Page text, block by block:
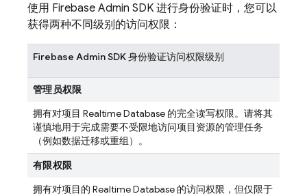
使用 Firebase Admin SDK 进行身份验证时，您可以
获得两种不同级别的访问权限：
Firebase Admin SDK 身份验证访问权限级别
管理员权限
拥有对项目 Realtime Database 的完全读写权限。请将其
谨慎地用于完成需要不受限地访问项目资源的管理任务
（例如数据迁移或重组）。
有限权限
拥有对项目的 Realtime Database 的访问权限，但仅限于